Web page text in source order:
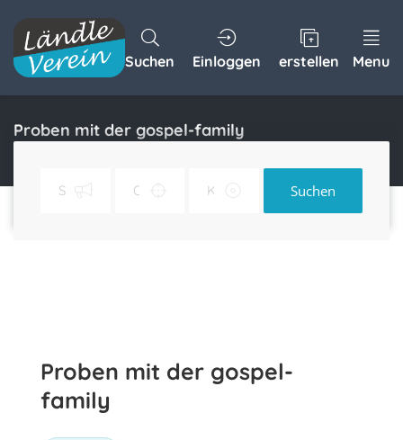
Suchen Einloggen erstellen Menu
Proben mit der gospel-family
Suchen
Proben mit der gospel-
family